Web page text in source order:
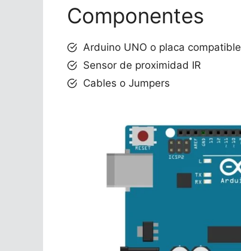
Componentes
Arduino UNO o placa compatible
Sensor de proximidad IR
Cables o Jumpers